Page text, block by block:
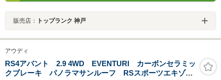
販売店： トップランク 神戸
アウディ
RS4アバント 2.9 4WD EVENTURI カーボンセラミッ
クブレーキ パノラマサンルーフ RSスポーツエキゾー